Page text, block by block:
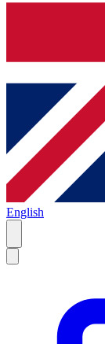
English